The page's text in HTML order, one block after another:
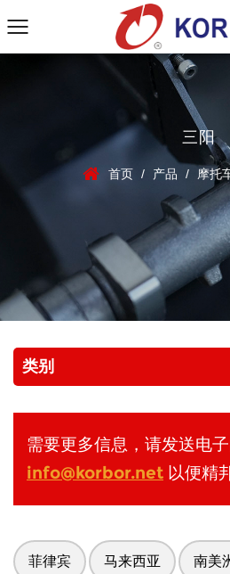
三阳
首页 / 产品 / 摩托
类别
需要更多信息，请发送电
info@korbor.net 以便精
菲律宾 马来西亚 南美